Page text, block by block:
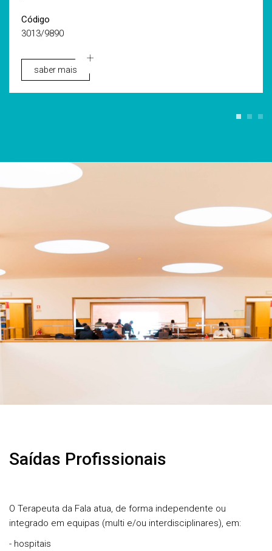
Código
3013/9890
saber mais
Saídas Profissionais
O Terapeuta da Fala atua, de forma independente ou
integrado em equipas (multi e/ou interdisciplinares), em:
- hospitais